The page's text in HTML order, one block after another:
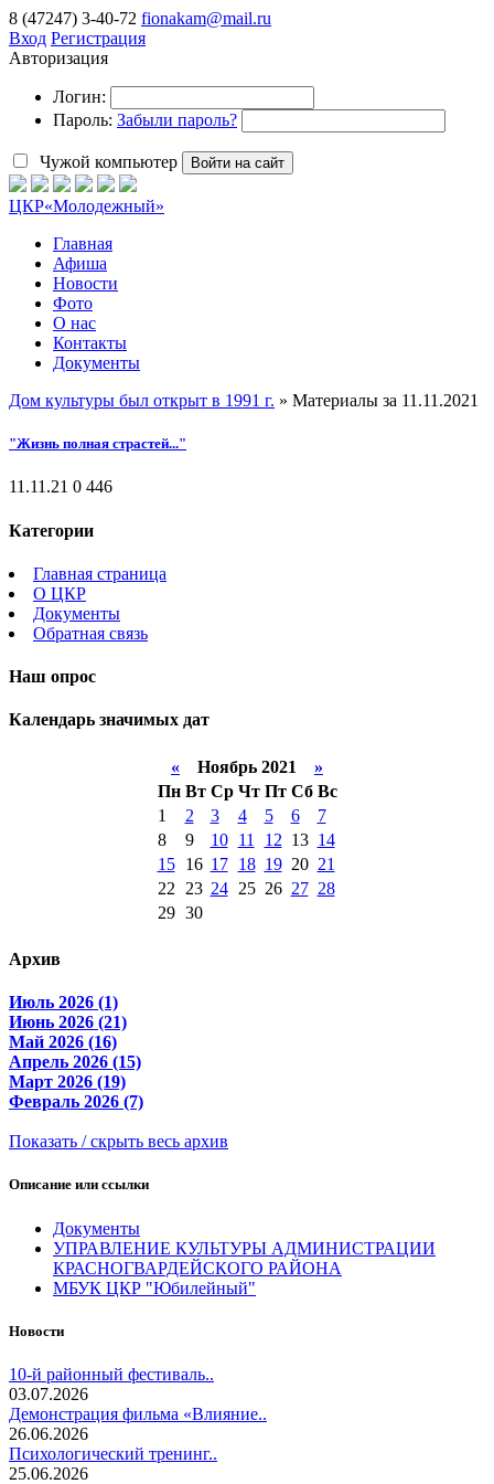
8 (47247) 3-40-72 fionakam@mail.ru
Вход Регистрация
Авторизация
Логин:
Пароль: Забыли пароль?
Чужой компьютер Войти на сайт
ЦКР«Молодежный»
Главная
Афиша
Новости
Фото
О нас
Контакты
Документы
Дом культуры был открыт в 1991 г. » Материалы за 11.11.2021
"Жизнь полная страстей..."
11.11.21 0 446
Категории
Главная страница
О ЦКР
Документы
Обратная связь
Наш опрос
Календарь значимых дат
« Ноябрь 2021 »
Пн Вт Ср Чт Пт Сб Вс
1
2 3 4 5 6
7
8
9 10 11 12 13 14
15
16 17 18 19 20 21
22
23 24 25 26 27 28
29 30
Архив
Июль 2026 (1)
Июнь 2026 (21)
Май 2026 (16)
Апрель 2026 (15)
Март 2026 (19)
Февраль 2026 (7)
Показать / скрыть весь архив
Описание или ссылки
Документы
УПРАВЛЕНИЕ КУЛЬТУРЫ АДМИНИСТРАЦИИ
КРАСНОГВАРДЕЙСКОГО РАЙОНА
МБУК ЦКР "Юбилейный"
Новости
10-й районный фестиваль..
03.07.2026
Демонстрация фильма «Влияние..
26.06.2026
Психологический тренинг..
25.06.2026